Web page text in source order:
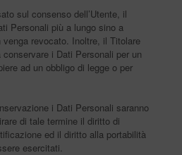
sul consenso dell’Utente, il
Personali più a lungo sino a
revocato. Inoltre, il Titolare
i Dati Personali per un
ad un obbligo di legge o per
i Dati Personali saranno
di tale termine il diritto di
ed il diritto alla portabilità
esercitati.